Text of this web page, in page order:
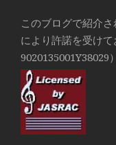
このブログで紹介
により許諾を受け
9020135001Y38029）